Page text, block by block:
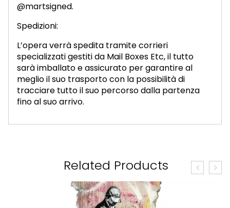
@martsigned.
Spedizioni:
L’opera verrà spedita tramite corrieri
specializzati gestiti da Mail Boxes Etc, il tutto
sarà imballato e assicurato per garantire al
meglio il suo trasporto con la possibilità di
tracciare tutto il suo percorso dalla partenza
fino al suo arrivo.
Related Products